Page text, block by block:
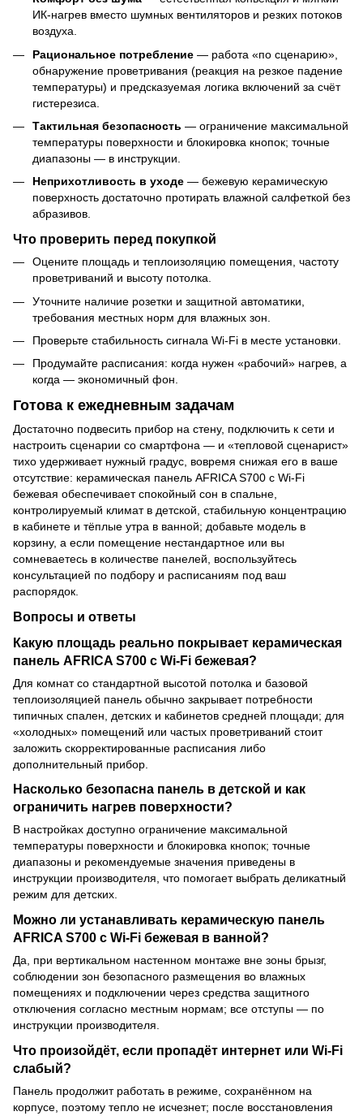
ИК-нагрев вместо шумных вентиляторов и резких потоков
воздуха.
Рациональное потребление — работа «по сценарию»,
обнаружение проветривания (реакция на резкое падение
температуры) и предсказуемая логика включений за счёт
гистерезиса.
Тактильная безопасность — ограничение максимальной
температуры поверхности и блокировка кнопок; точные
диапазоны — в инструкции.
Неприхотливость в уходе — бежевую керамическую
поверхность достаточно протирать влажной салфеткой без
абразивов.
Что проверить перед покупкой
Оцените площадь и теплоизоляцию помещения, частоту
проветриваний и высоту потолка.
Уточните наличие розетки и защитной автоматики,
требования местных норм для влажных зон.
Проверьте стабильность сигнала Wi-Fi в месте установки.
Продумайте расписания: когда нужен «рабочий» нагрев, а
когда — экономичный фон.
Готова к ежедневным задачам
Достаточно подвесить прибор на стену, подключить к сети и
настроить сценарии со смартфона — и «тепловой сценарист»
тихо удерживает нужный градус, вовремя снижая его в ваше
отсутствие: керамическая панель AFRICA S700 с Wi-Fi
бежевая обеспечивает спокойный сон в спальне,
контролируемый климат в детской, стабильную концентрацию
в кабинете и тёплые утра в ванной; добавьте модель в
корзину, а если помещение нестандартное или вы
сомневаетесь в количестве панелей, воспользуйтесь
консультацией по подбору и расписаниям под ваш
распорядок.
Вопросы и ответы
Какую площадь реально покрывает керамическая
панель AFRICA S700 с Wi-Fi бежевая?
Для комнат со стандартной высотой потолка и базовой
теплоизоляцией панель обычно закрывает потребности
типичных спален, детских и кабинетов средней площади; для
«холодных» помещений или частых проветриваний стоит
заложить скорректированные расписания либо
дополнительный прибор.
Насколько безопасна панель в детской и как
ограничить нагрев поверхности?
В настройках доступно ограничение максимальной
температуры поверхности и блокировка кнопок; точные
диапазоны и рекомендуемые значения приведены в
инструкции производителя, что помогает выбрать деликатный
режим для детских.
Можно ли устанавливать керамическую панель
AFRICA S700 с Wi-Fi бежевая в ванной?
Да, при вертикальном настенном монтаже вне зоны брызг,
соблюдении зон безопасного размещения во влажных
помещениях и подключении через средства защитного
отключения согласно местным нормам; все отступы — по
инструкции производителя.
Что произойдёт, если пропадёт интернет или Wi-Fi
слабый?
Панель продолжит работать в режиме, сохранённом на
корпусе, поэтому тепло не исчезнет; после восстановления